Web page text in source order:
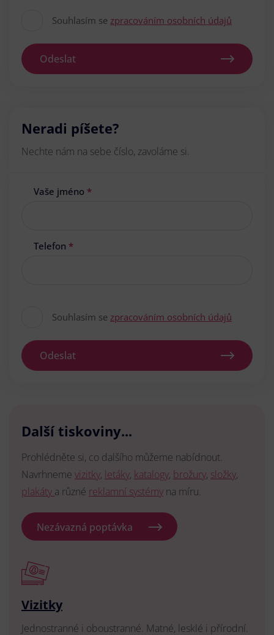
Souhlasím se zpracováním osobních údajů
Odeslat
Neradi píšete?
Nechte nám na sebe číslo, zavoláme si.
Vaše jméno *
Telefon *
Souhlasím se zpracováním osobních údajů
Odeslat
Další tiskoviny...
Prohlédněte si, co dalšího můžeme nabídnout.
Navrhneme vizitky, letáky, katalogy, brožury, složky,
plakáty a různé reklamní systémy na míru.
Nezávazná poptávka
Vizitky
Jednostranné i oboustranné. Matné, lesklé i přírodní.